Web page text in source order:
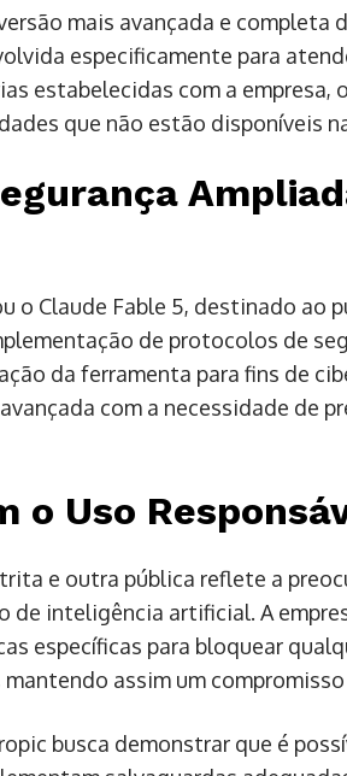
mais avançada e
especificamente para
estabelecidas com a empresa,
que não estão disponíveis
o Claude Fable 5, destinado ao
de protocolos de
da ferramenta para fins de
com a necessidade de
o Uso
e outra pública reflete a
de inteligência artificial. A
específicas para bloquear
assim um
busca demonstrar que é